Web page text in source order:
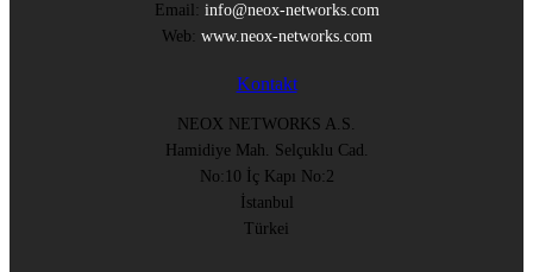
Email: info@neox-networks.com
Web: www.neox-networks.com
Kontakt
NEOX NETWORKS A.S.
Hamidiye Mah. Selçuklu Cad.
No:10 İç Kapı No:2
İstanbul
Türkei